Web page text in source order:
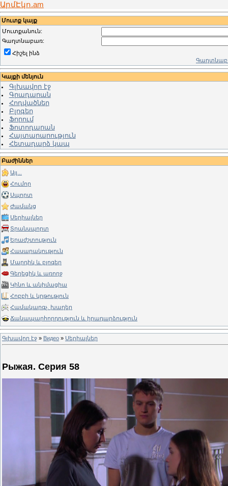
ԱրմԷկո.am
Մուտք կայք
Մուտքանուն:
Գաղտնաբառ:
Հիշել ինձ
Կայքի մենյուն
Գլխավոր էջ
Գրադարան
Հոդվածներ
Բլոգեր
Ֆորում
Ֆոտոդարան
Հայտարարություն
Հետադարձ կապ
Բաժիններ
Այլ...
Հումոր
Սպորտ
Ժամանց
Սերիալներ
Տրանսպորտ
Երաժշտություն
Հասարակություն
Մարդիկ և բլոգեր
Գեղեցիկ և առողջ
Կինո և անիմացիա
Հոբբի և կրթություն
Համակարգչ. խաղեր
Ճանապարհորդություն և իրադարձություն
Գլխավոր էջ » Видео » Սերիալներ
Рыжая. Серия 58